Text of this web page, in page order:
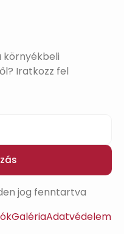
környékbeli
Iratkozz fel
jog fenntartva
GalériaAdatvédelem